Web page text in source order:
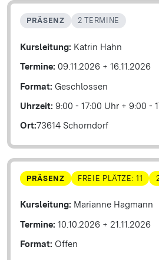
PRÄSENZ 2 TERMINE
Kursleitung: Katrin Hahn
Termine: 09.11.2026 + 16.11.2026
Format: Geschlossen
Uhrzeit: 9:00 - 17:00 Uhr + 9:00 -
Ort:73614 Schorndorf
PRÄSENZ FREIE PLÄTZE: 11
Kursleitung: Marianne Hagmann
Termine: 10.10.2026 + 21.11.2026
Format: Offen